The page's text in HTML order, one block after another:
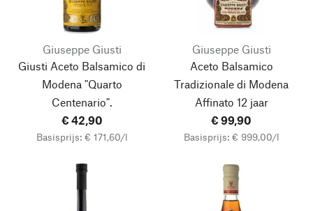
Giuseppe Giusti
Giusti Aceto Balsamico di
Modena "Quarto
Centenario".
€ 42,90
Basisprijs: € 171,60/l
Giuseppe Giusti
Aceto Balsamico
Tradizionale di Modena
Affinato 12 jaar
€ 99,90
Basisprijs: € 999,00/l